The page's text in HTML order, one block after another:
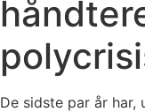
De sidste par år har,